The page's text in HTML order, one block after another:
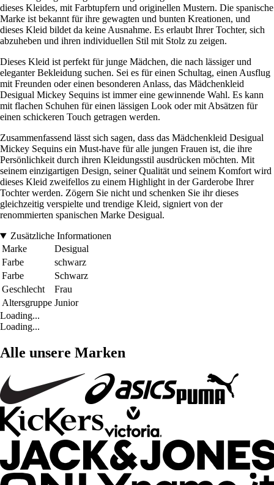
dieses Kleides, mit Farbtupfern und originellen Mustern. Die spanische
Marke ist bekannt für ihre gewagten und bunten Kreationen, und
dieses Kleid bildet da keine Ausnahme. Es erlaubt Ihrer Tochter, sich
abzuheben und ihren individuellen Stil mit Stolz zu zeigen.
Dieses Kleid ist perfekt für junge Mädchen, die nach lässiger und
eleganter Bekleidung suchen. Sei es für einen Schultag, einen Ausflug
mit Freunden oder einen besonderen Anlass, das Mädchenkleid
Desigual Mickey Sequins ist immer eine gewinnende Wahl. Es kann
mit flachen Schuhen für einen lässigen Look oder mit Absätzen für
einen schickeren Touch getragen werden.
Zusammenfassend lässt sich sagen, dass das Mädchenkleid Desigual
Mickey Sequins ein Must-have für alle jungen Frauen ist, die ihre
Persönlichkeit durch ihren Kleidungsstil ausdrücken möchten. Mit
seinem einzigartigen Design, seiner Qualität und seinem Komfort wird
dieses Kleid zweifellos zu einem Highlight in der Garderobe Ihrer
Tochter werden. Zögern Sie nicht und schenken Sie ihr dieses
gleichzeitig verspielte und trendige Kleid, signiert von der
renommierten spanischen Marke Desigual.
Zusätzliche Informationen
Marke
Desigual
Farbe
schwarz
Farbe
Schwarz
Geschlecht
Frau
Altersgruppe Junior
Loading...
Loading...
Alle unsere Marken